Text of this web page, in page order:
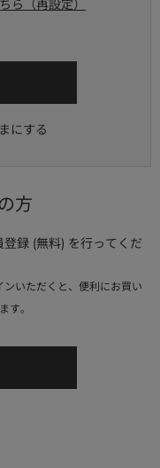
ら（再設定）
にする
方
録 (無料) を行ってくだ
いただくと、便利にお買い
す。